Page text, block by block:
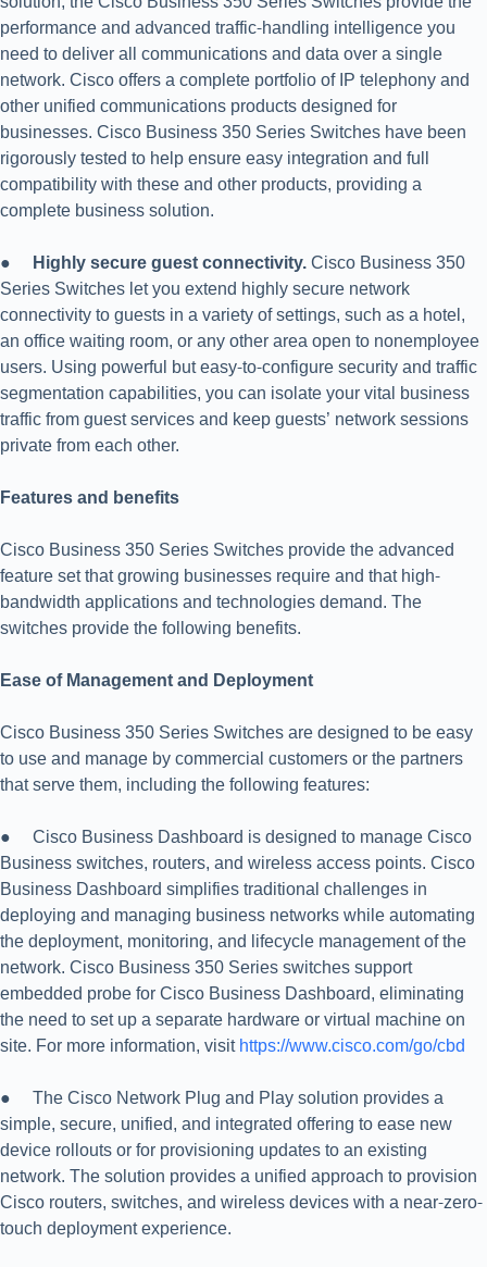
performance and advanced traffic-handling intelligence you
need to deliver all communications and data over a single
network. Cisco offers a complete portfolio of IP telephony and
other unified communications products designed for
businesses. Cisco Business 350 Series Switches have been
rigorously tested to help ensure easy integration and full
compatibility with these and other products, providing a
complete business solution.
● Highly secure guest connectivity.Cisco Business 350
Series Switches let you extend highly secure network
connectivity to guests in a variety of settings, such as a hotel,
an office waiting room, or any other area open to nonemployee
users. Using powerful but easy-to-configure security and traffic
segmentation capabilities, you can isolate your vital business
traffic from guest services and keep guests’ network sessions
private from each other.
Features and benefits
Cisco Business 350 Series Switches provide the advanced
feature set that growing businesses require and that high-
bandwidth applications and technologies demand. The
switches provide the following benefits.
Ease of Management and Deployment
Cisco Business 350 Series Switches are designed to be easy
to use and manage by commercial customers or the partners
that serve them, including the following features:
● Cisco Business Dashboard is designed to manage Cisco
Business switches, routers, and wireless access points. Cisco
Business Dashboard simplifies traditional challenges in
deploying and managing business networks while automating
the deployment, monitoring, and lifecycle management of the
network. Cisco Business 350 Series switches support
embedded probe for Cisco Business Dashboard, eliminating
the need to set up a separate hardware or virtual machine on
site. For more information, visithttps://www.cisco.com/go/cbd
● The Cisco Network Plug and Play solution provides a
simple, secure, unified, and integrated offering to ease new
device rollouts or for provisioning updates to an existing
network. The solution provides a unified approach to provision
Cisco routers, switches, and wireless devices with a near-zero-
touch deployment experience.